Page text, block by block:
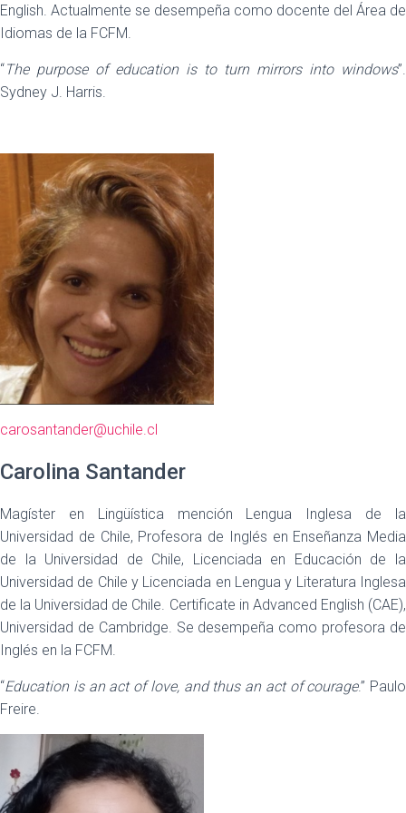
English. Actualmente se desempeña como docente del Área de
Idiomas de la FCFM.
“The purpose of education is to turn mirrors into windows”.
Sydney J. Harris.
carosantander@uchile.cl
Carolina Santander
Magíster en Lingüística mención Lengua Inglesa de la
Universidad de Chile, Profesora de Inglés en Enseñanza Media
de la Universidad de Chile, Licenciada en Educación de la
Universidad de Chile y Licenciada en Lengua y Literatura Inglesa
de la Universidad de Chile. Certificate in Advanced English (CAE),
Universidad de Cambridge. Se desempeña como profesora de
Inglés en la FCFM.
“Education is an act of love, and thus an act of courage.” Paulo
Freire.